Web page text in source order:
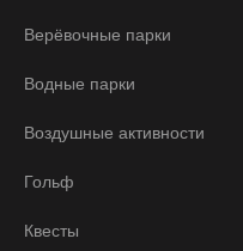
Верёвочные парки
Водные парки
Воздушные активности
Гольф
Квесты